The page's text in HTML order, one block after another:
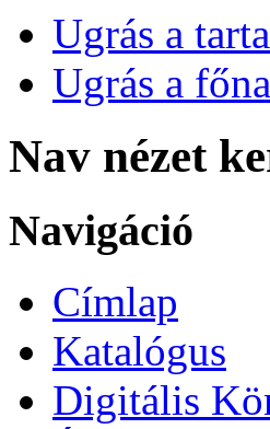
Ugrás a
Ugrás a
Nav nézet
Navigáció
Címlap
Katalógus
Digitális